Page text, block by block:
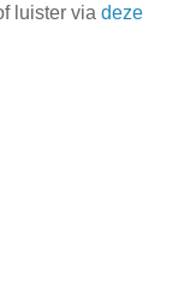
luister via deze